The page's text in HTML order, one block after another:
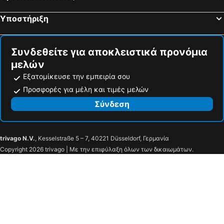
Υποστήριξη
Συνδεθείτε για αποκλειστικά προνόμια
μελών
Εξατομίκευσε την εμπειρία σου
Προσφορές για μέλη και τιμές μελών
Σύνδεση
trivago N.V., Kesselstraße 5 – 7, 40221 Düsseldorf, Γερμανία
Copyright 2026 trivago | Με την επιφύλαξη όλων των δικαιωμάτων.